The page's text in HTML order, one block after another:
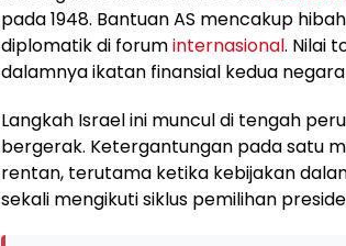
pada 1948. Bantuan AS mencakup
diplomatik di foruminternasional. Nilai
dalamnya ikatan finansial kedua
Langkah Israel ini muncul di tengah
bergerak. Ketergantungan pada satu
rentan, terutama ketika kebijakan
sekali mengikuti siklus pemilihan